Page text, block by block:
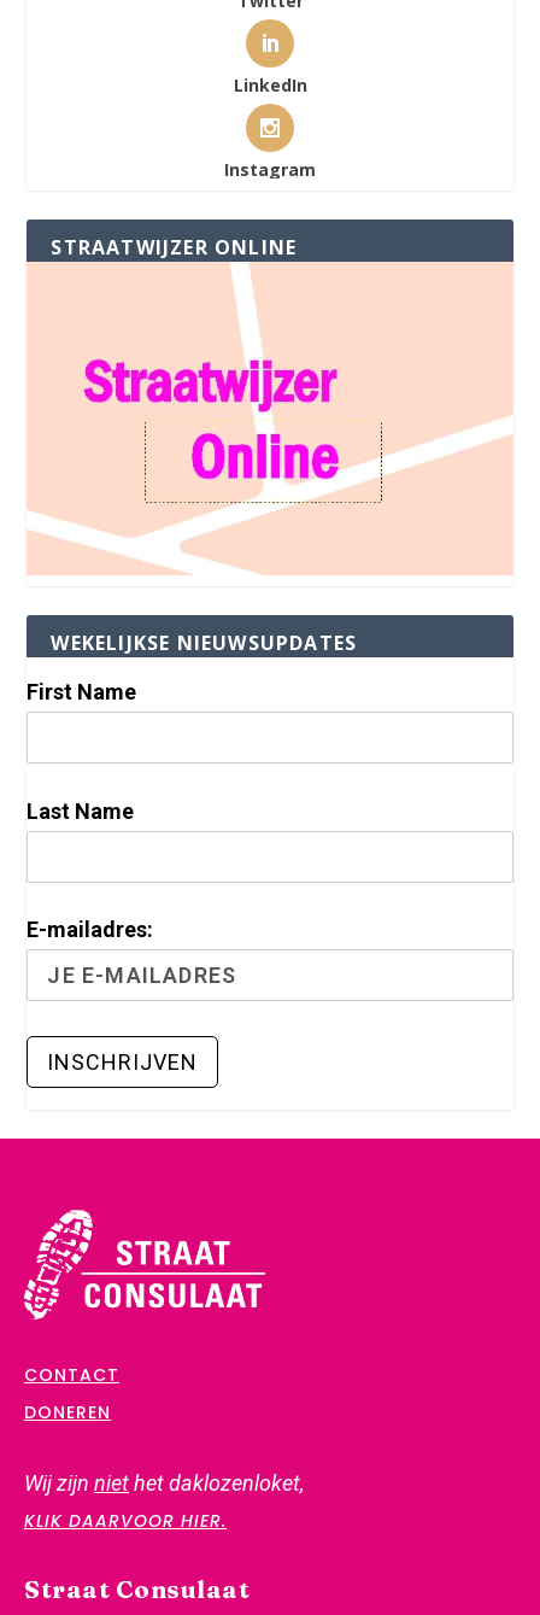
LinkedIn
Instagram
STRAATWIJZER ONLINE
WEKELIJKSE NIEUWSUPDATES
First Name
Last Name
E-mailadres:
CONTACT
DONEREN
Wij zijn niethet daklozenloket,
KLIK DAARVOOR HIER.
Straat Consulaat